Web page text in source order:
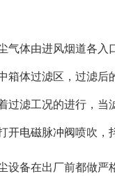
气体由进风烟道各
箱体过滤区，过滤
过滤工况的进行，
开电磁脉冲阀喷吹，
设备在出厂前都做严